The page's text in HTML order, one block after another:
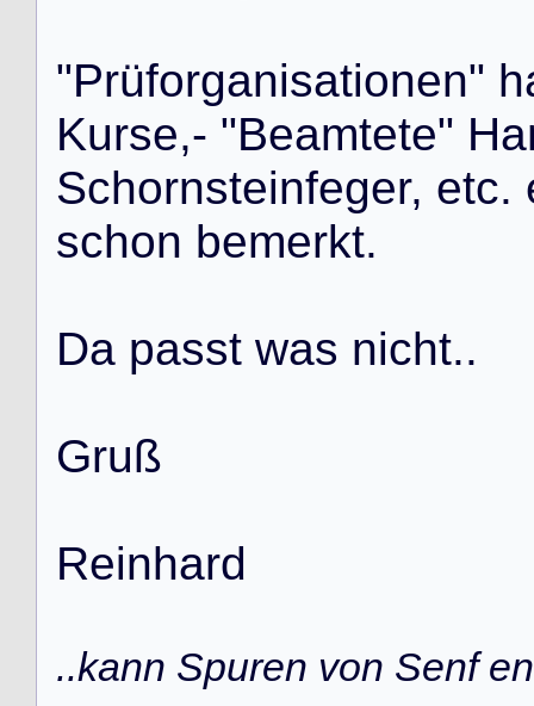
"Prüforganisationen" h
Kurse,- "Beamtete" Ha
Schornsteinfeger, etc.
schon bemerkt.
Da passt was nicht..
Gruß
Reinhard
..kann Spuren von Senf